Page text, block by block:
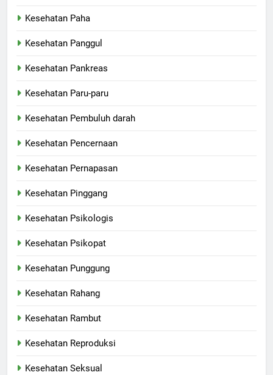
Kesehatan Paha
Kesehatan Panggul
Kesehatan Pankreas
Kesehatan Paru-paru
Kesehatan Pembuluh darah
Kesehatan Pencernaan
Kesehatan Pernapasan
Kesehatan Pinggang
Kesehatan Psikologis
Kesehatan Psikopat
Kesehatan Punggung
Kesehatan Rahang
Kesehatan Rambut
Kesehatan Reproduksi
Kesehatan Seksual